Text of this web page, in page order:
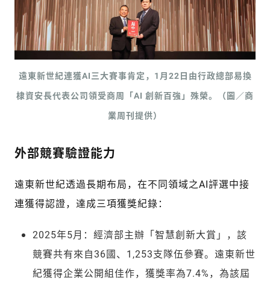
遠東新世紀連獲AI三大賽事肯定，1月22日由行政總部易換
棣資安長代表公司領受商周「AI 創新百強」殊榮。（圖／商
業周刊提供）
外部競賽驗證能力
遠東新世紀透過長期布局，在不同領域之AI評選中接
連獲得認證，達成三項獲獎紀錄：
2025年5月：經濟部主辦「智慧創新大賞」，該
競賽共有來自36國、1,253支隊伍參賽。遠東新世
紀獲得企業公開組佳作，獲獎率為7.4%，為該屆